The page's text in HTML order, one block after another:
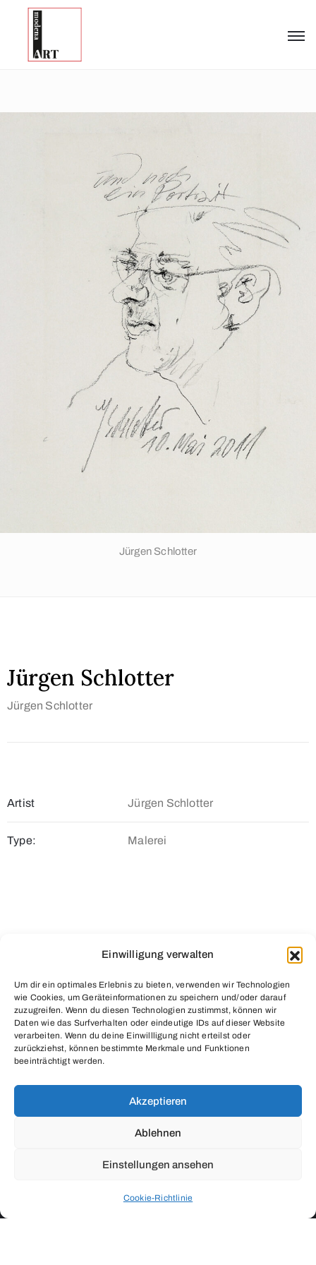
Einwilligung verwalten
Um dir ein optimales Erlebnis zu bieten, verwenden wir Technologien
wie Cookies, um Geräteinformationen zu speichern und/oder darauf
zuzugreifen. Wenn du diesen Technologien zustimmst, können wir
Daten wie das Surfverhalten oder eindeutige IDs auf dieser Website
verarbeiten. Wenn du deine Einwillligung nicht erteilst oder
zurückziehst, können bestimmte Merkmale und Funktionen
beeinträchtigt werden.
Akzeptieren
Ablehnen
Einstellungen ansehen
Cookie-Richtlinie
Jürgen Schlotter
Jürgen Schlotter
Jürgen Schlotter
Artist Jürgen Schlotter
Type: Malerei
Grimmelshausengasse 10 / Ecke Neulinggasse
1030 Wien – Österreich
Öffnungszeiten nach Vereinbarung